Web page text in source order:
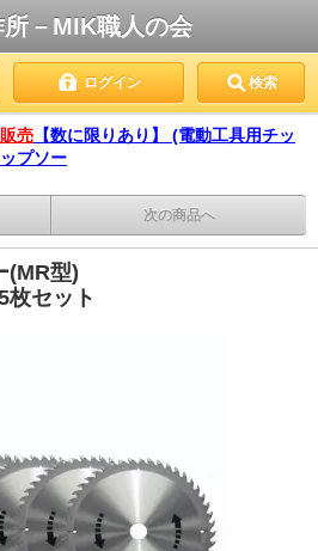
所－MIK職人の会
ログイン 検索
売 【数に限りあり】 (電動工具用チッ
プソー
次の商品へ
ー(MR型)
枚セット